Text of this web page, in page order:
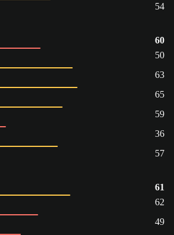
54
60
50
63
65
59
36
57
61
62
49